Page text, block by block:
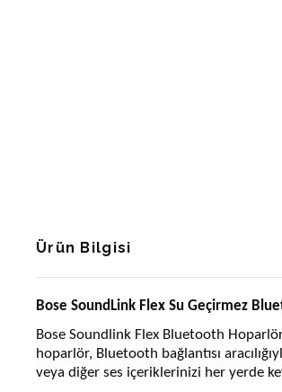
Ürün Bilgisi
Bose SoundLink Flex Su Geçirmez
Bose Soundlink Flex Bluetooth
hoparlör, Bluetooth bağlantısı
veya diğer ses içeriklerinizi her yerde